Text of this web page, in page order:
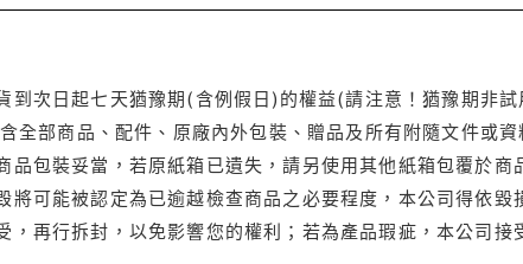
到次日起七天猶豫期(含例假日)的權益(請注意！猶豫期非
全部商品、配件、原廠內外包裝、贈品及所有附隨文件或資
品包裝妥當，若原紙箱已遺失，請另使用其他紙箱包覆於
將可能被認定為已逾越檢查商品之必要程度，本公司得依
再行拆封，以免影響您的權利；若為產品瑕疵，本公司接